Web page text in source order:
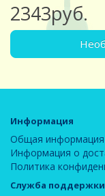
2343руб.
Информация
Общая
Информация о
Политика
Служба поддержки